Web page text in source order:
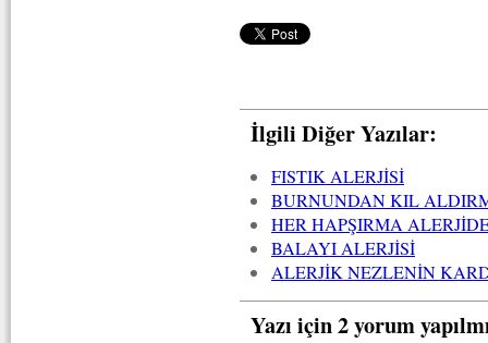
İlgili Diğer Yazılar:
FISTIK ALERJİSİ
BURNUNDAN KIL
HER HAPŞIRMA
BALAYI ALERJİSİ
ALERJİK NEZLENİN
Yazı için 2 yorum